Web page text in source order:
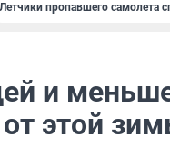
Летчики пропавшего самолета
и меньше
этой